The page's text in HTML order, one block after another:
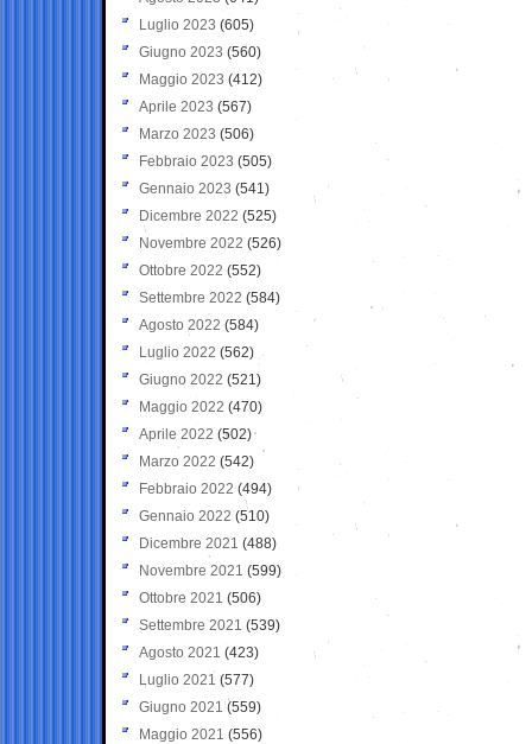
Luglio 2023 (605)
Giugno 2023 (560)
Maggio 2023 (412)
Aprile 2023 (567)
Marzo 2023 (506)
Febbraio 2023 (505)
Gennaio 2023 (541)
Dicembre 2022 (525)
Novembre 2022 (526)
Ottobre 2022 (552)
Settembre 2022 (584)
Agosto 2022 (584)
Luglio 2022 (562)
Giugno 2022 (521)
Maggio 2022 (470)
Aprile 2022 (502)
Marzo 2022 (542)
Febbraio 2022 (494)
Gennaio 2022 (510)
Dicembre 2021 (488)
Novembre 2021 (599)
Ottobre 2021 (506)
Settembre 2021 (539)
Agosto 2021 (423)
Luglio 2021 (577)
Giugno 2021(559)
Maggio 2021 (556)